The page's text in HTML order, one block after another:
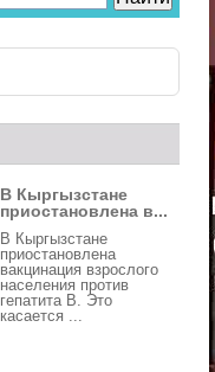
В Кыргызстане
приостановлена в...
В Кыргызстане
приостановлена
вакцинация взрослого
населения против
гепатита В. Это
касается ...